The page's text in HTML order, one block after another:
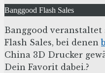
Banggood Flash Sales
Banggood
Flash Sales, bei denen
China 3D Drucker
Dein Favorit dabei.?